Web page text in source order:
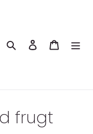
Søg
Log ind
frugt